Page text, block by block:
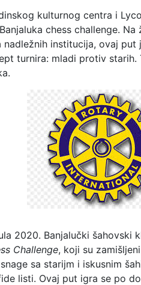
kulturnog centra i
chess challenge.
institucija, ovaj put
turnira: mladi protiv
2020. Banjalučki šahovski
Challenge, koji su
sa starijm i iskusnim
listi. Ovaj put igra se po